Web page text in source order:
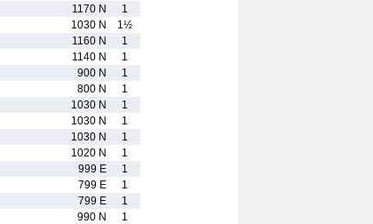
1170 N
1
1030 N
1½
1160 N
1
1140 N
1
900 N
1
800 N
1
1030 N
1
1030 N
1
1030 N
1
1020 N
1
999 E
1
799 E
1
799 E
1
990 N
1